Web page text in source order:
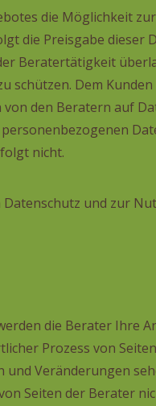
die Möglichkeit
die Preisgabe dieser
Beratertätigkeit
schützen. Dem
den Beratern auf
nicht.
und zur
die Berater Ihre
Prozess von
Veränderungen
Seiten der Berater